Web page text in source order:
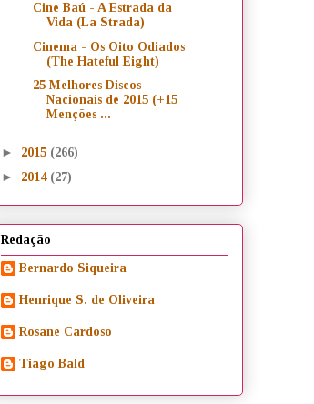
Cine Baú - A Estrada da
Vida (La Strada)
Cinema - Os Oito Odiados
(The Hateful Eight)
25 Melhores Discos
Nacionais de 2015 (+15
Menções ...
► 2015 (266)
► 2014 (27)
Redação
Bernardo Siqueira
Henrique S. de Oliveira
Rosane Cardoso
Tiago Bald